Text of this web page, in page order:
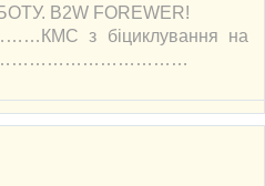
B2W FOREWER!
з біциклування на